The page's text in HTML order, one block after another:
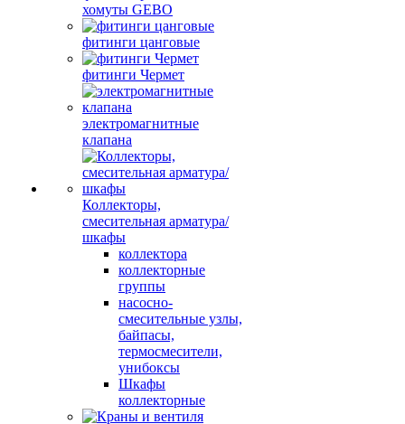
хомуты GEBO
фитинги цанговые
фитинги Чермет
электромагнитные
клапана
Коллекторы,
смесительная арматура/
шкафы
коллектора
коллекторные
группы
насосно-
смесительные узлы,
байпасы,
термосмесители,
унибоксы
Шкафы
коллекторные